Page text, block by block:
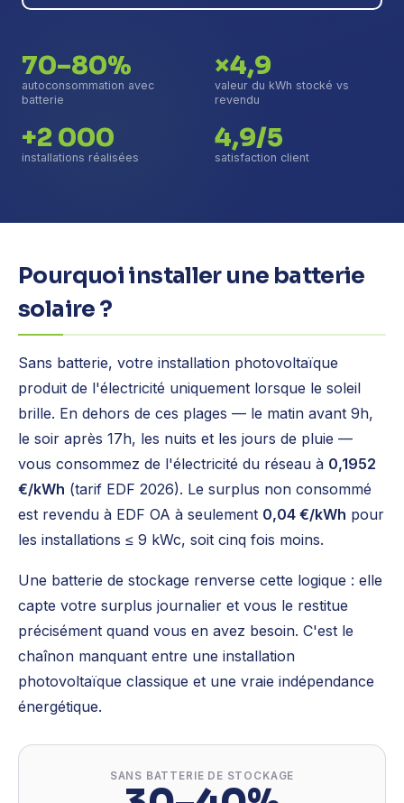
70–80%
autoconsommation avec
batterie
×4,9
valeur du kWh stocké vs
revendu
+2 000
installations réalisées
4,9/5
satisfaction client
Pourquoi installer une batterie
solaire ?
Sans batterie, votre installation photovoltaïque
produit de l'électricité uniquement lorsque le soleil
brille. En dehors de ces plages — le matin avant 9h,
le soir après 17h, les nuits et les jours de pluie —
vous consommez de l'électricité du réseau à 0,1952
€/kWh (tarif EDF 2026). Le surplus non consommé
est revendu à EDF OA à seulement 0,04 €/kWh pour
les installations ≤ 9 kWc, soit cinq fois moins.
Une batterie de stockage renverse cette logique : elle
capte votre surplus journalier et vous le restitue
précisément quand vous en avez besoin. C'est le
chaînon manquant entre une installation
photovoltaïque classique et une vraie indépendance
énergétique.
SANS BATTERIE DE STOCKAGE